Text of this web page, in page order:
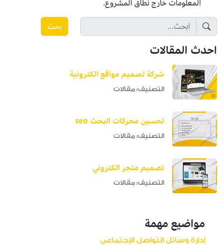
المعلومات خارج نطاق المشروع.
بحث
احدث المقالات
شركة تصميم مواقع الكترونية
التصنيف: مقالات
تحسين محركات البحث seo
التصنيف: مقالات
تصميم متجر الكتروني
التصنيف: مقالات
مواضيع مهمة
إدارة وسائل التواصل الإجتماعي